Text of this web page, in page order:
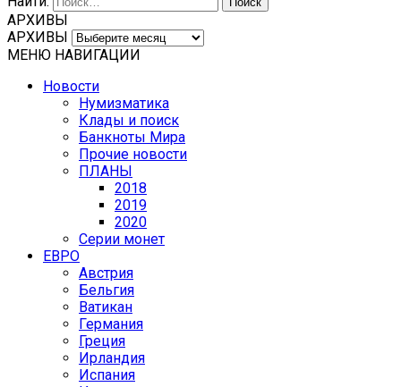
АРХИВЫ
АРХИВЫ
МЕНЮ НАВИГАЦИИ
Новости
Нумизматика
Клады и поиск
Банкноты Мира
Прочие новости
ПЛАНЫ
2018
2019
2020
Серии монет
ЕВРО
Австрия
Бельгия
Ватикан
Германия
Греция
Ирландия
Испания